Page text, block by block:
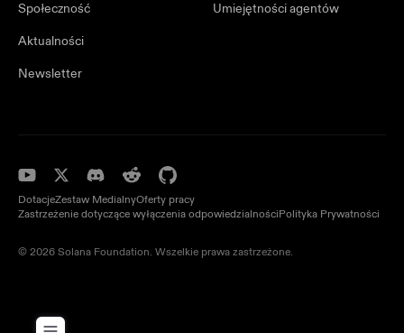
Społeczność
Aktualności
Newsletter
Umiejętności agentów
DotacjeZestaw MedialnyOferty pracy
Zastrzeżenie dotyczące wyłączenia odpowiedzialnościPolityka Prywatności
© 2026 Solana Foundation. Wszelkie prawa zastrzeżone.